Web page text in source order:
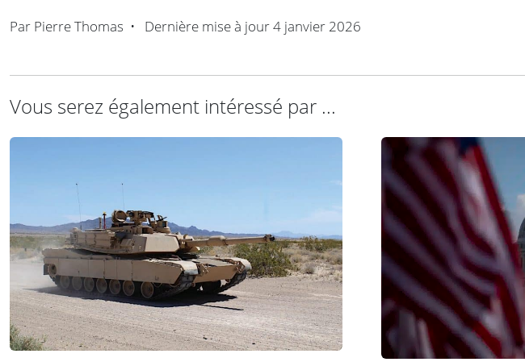
Par Pierre Thomas • Dernière mise à jour4 janvier 2026
Vous serez également intéressé par ...